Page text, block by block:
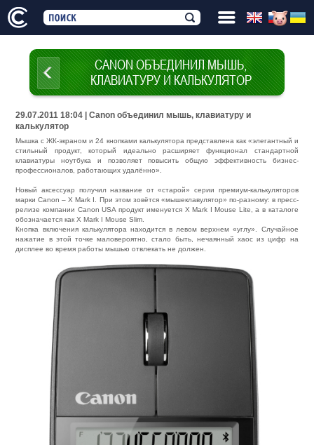
CANON ОБЪЕДИНИЛ МЫШЬ,
КЛАВИАТУРУ И КАЛЬКУЛЯТОР
29.07.2011 18:04 | Canon объединил мышь, клавиатуру и
калькулятор
Мышка с ЖК-экраном и 24 кнопками калькулятора представлена как «элегантный и
стильный продукт, который идеально расширяет функционал стандартной
клавиатуры ноутбука и позволяет повысить общую эффективность бизнес-
профессионалов, работающих удалённо».
Новый аксессуар получил название от «старой» серии премиум-калькуляторов
марки Canon – X Mark I. При этом зовётся «мышеклавулятор» по-разному: в пресс-
релизе компании Canon USA продукт именуется X Mark I Mouse Lite, а в каталоге
обозначается как X Mark I Mouse Slim.
Кнопка включения калькулятора находится в левом верхнем «углу». Случайное
нажатие в этой точке маловероятно, стало быть, нечаянный хаос из цифр на
дисплее во время работы мышью отвлекать не должен.